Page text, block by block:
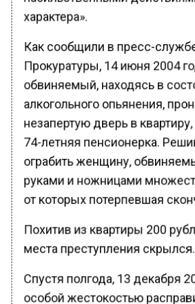
характера».
Как сообщили в пресс-
Прокуратуры, 14 июня 2004
обвиняемый, находясь в
алкогольного опьянения,
незапертую дверь в
74-летняя пенсионерка.
ограбить женщину,
руками и ножницами
от которых потерпевшая
Похитив из квартиры 200
места преступления скрылся.
Спустя полгода, 13 декабря
особой жестокостью